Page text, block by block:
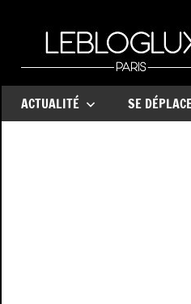
contenu
ACTUALITÉ SE